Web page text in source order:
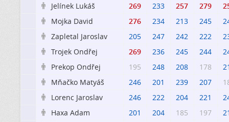
 Jelínek Lukáš 269 233 257 279
 Mojka David 276 234 213 245
 Zapletal Jaroslav 205 247 242 222
 Trojek Ondřej 269 236 245 244
 Prekop Ondřej 195 248 208 178
 Mňačko Matyáš 246 201 239 207
 Lorenc Jaroslav 246 222 204 221
 Haxa Adam 201 204 185 197